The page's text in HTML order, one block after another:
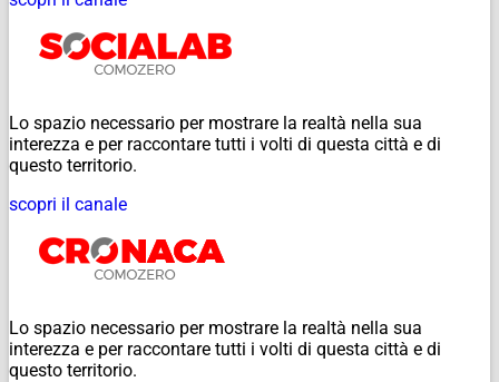
Lo spazio necessario per mostrare la realtà nella sua
interezza e per raccontare tutti i volti di questa città e di
questo territorio.
scopri il canale
Lo spazio necessario per mostrare la realtà nella sua
interezza e per raccontare tutti i volti di questa città e di
questo territorio.